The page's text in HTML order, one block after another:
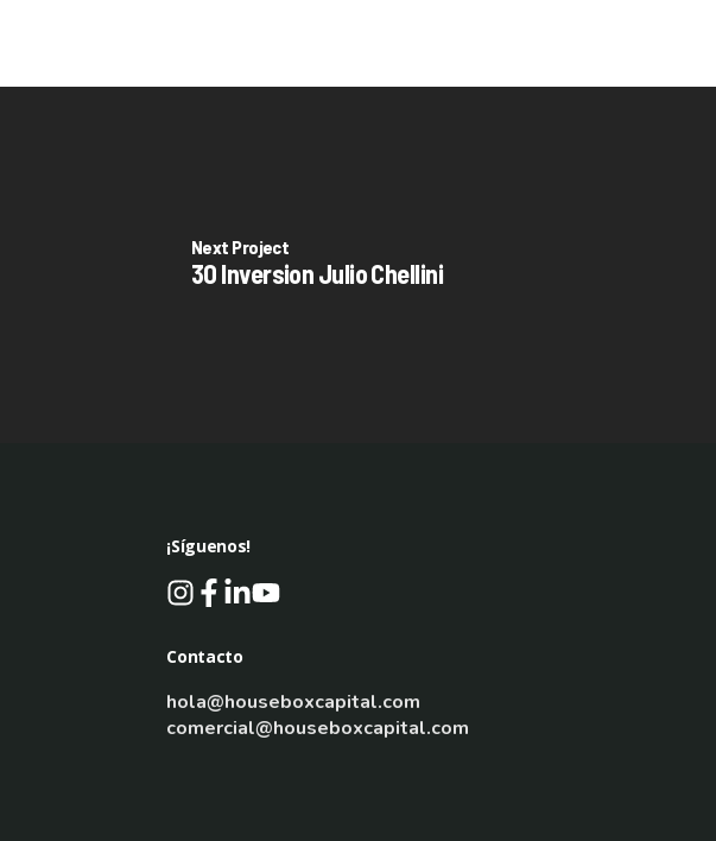
Next Project
30 Inversion Julio Chellini
¡Síguenos!
Contacto
hola@houseboxcapital.com
comercial@houseboxcapital.com